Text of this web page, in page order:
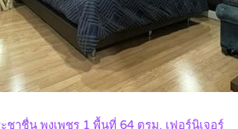
าชื่น พงเพชร 1 พื้นที่ 64 ตรม. เฟอร์นิเจอร์